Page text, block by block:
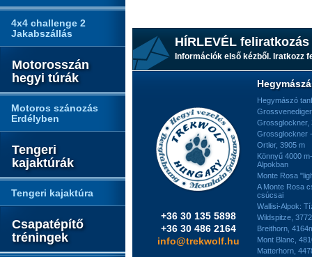
4x4 challenge 2
Jakabszállás
Motorosszán
hegyi túrák
Motoros szánozás
Erdélyben
Tengeri
kajaktúrák
Tengeri kajaktúra
Csapatépítő
tréningek
HÍRLEVÉL feliratkozás
Információk első kézből. Iratkozz
+36 30 135 5898
+36 30 486 2164
info@trekwolf.hu
Hegymászó
Grossglockner,
Grossglockner
Ortler, 3905 m
Könnyű 4000
Alpokban
Monte Rosa
A Monte Rosa
csúcsai
Wallisi-Alpok:
Wildspitze,
Breithorn,
Mont Blanc,
Matterhorn,